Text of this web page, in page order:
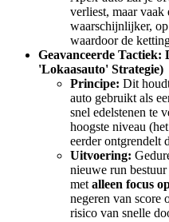
verliest, maar vaak
waarschijnlijker,
waardoor de
Geavanceerde
'Lokaasauto' Strategie)
Principe: Dit
auto gebruikt als
snel edelstenen te
hoogste niveau
eerder ontgrendelt
Uitvoering:
nieuwe run
met alleen focus
negeren van score
risico van snelle